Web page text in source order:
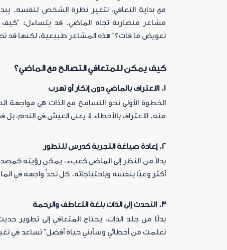
مع بداية التعافي، تتغير نظرة الشخص لنفسه.
مشاعر متضاربة تجاه الماضي. قد يتساءل:
تعويض ما فات؟” هذه المشاعر طبيعية، لكنها قد
كيف يمكن للمتعافي التصالح مع الماضي؟
1. الاعتراف بالماضي دون إنكار أو تهرب
الخطوة الأولى نحو التسامح مع الذات هي
منه. الاعتراف بالأخطاء لا يعني العيش في الندم،
2. إعادة صياغة التجربة كدرس للتطور
بدلاً من النظر إلى الماضي كعبء، يمكن رؤيته
أكثر وعيًا بنفسه وباحتياجاته. كل تحدٍّ واجهه في
3. التحدث إلى الذات بلغة التعاطف والرحمة
بدلًا من جلد الذات، يحتاج المتعافي إلى تطوير
تعلمت من أخطائي وسأبني حياة أفضل” تساعد في